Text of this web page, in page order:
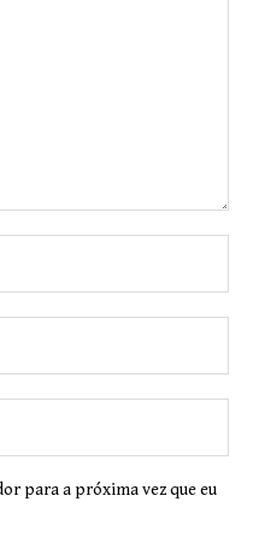
para a próxima vez que eu